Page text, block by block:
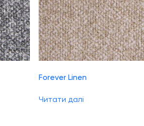
Forever Linen
Читати далі